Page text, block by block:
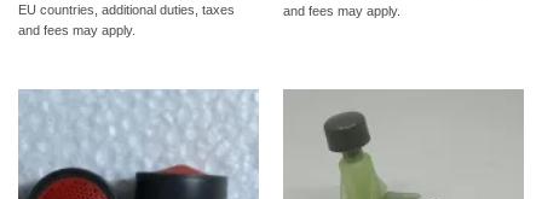
EU countries, additional duties, taxes
and fees may apply.
and fees may apply.